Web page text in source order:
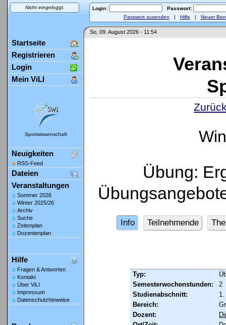
Nicht eingeloggt. Login:
Passwort:
Passwort zusenden | Hilfe | Neuer
So, 09. August 2026 - 11:54
Startseite
Registrieren
Login
Mein ViLI
Sportwissenschaft
Neuigkeiten
RSS-Feed
Dateien
Veranstaltungen
Sommer 2026
Winter 2025/26
Archiv
Suche
Zeitenplan
Dozentenplan
Hilfe
Fragen & Antworten
Kontakt
Über ViLI
Impressum
Datenschutzhinweise
Übung:
Info Teilnehmende
Typ:
Semesterwochenstunden:
2
Studienabschnitt:
Bereich:
Dozent: